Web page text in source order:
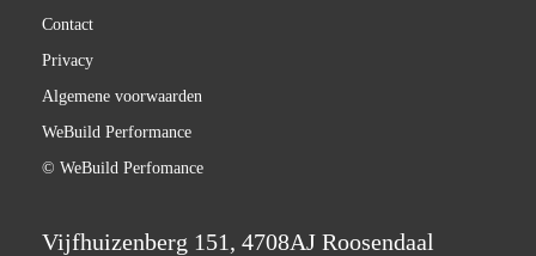
Contact
Privacy
Algemene voorwaarden
WeBuild Performance
© WeBuild Perfomance
Vijfhuizenberg 151, 4708AJ Roosendaal